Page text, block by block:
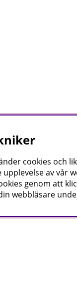
cookies och
av vår
genom att
webbläsare